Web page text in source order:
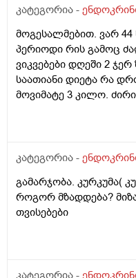
მცენარეული
შევბედე სოლარიუმზე
მისარგებლია,კანი
ჯირკვალი
არაერთგვაროვანი.
ნორმალური კეროვანი
ქვედა მესამედში
სტორკონტურიანი,
სოლიდური შენების
სუსტი შიდა
ფიბროზული უბნები.
კატეგორია -
მოგესალმებით. ვარ
პერიოდი რის გამოც
ვიკვებები დღეში 2
საათიანი დიეტა რა
მოვიმატე 3 კილო.
დაღლილობას. რა
კატეგორია -
გამარჯობა. კურკუმა(
როგორ მზადდება?
თვისებები